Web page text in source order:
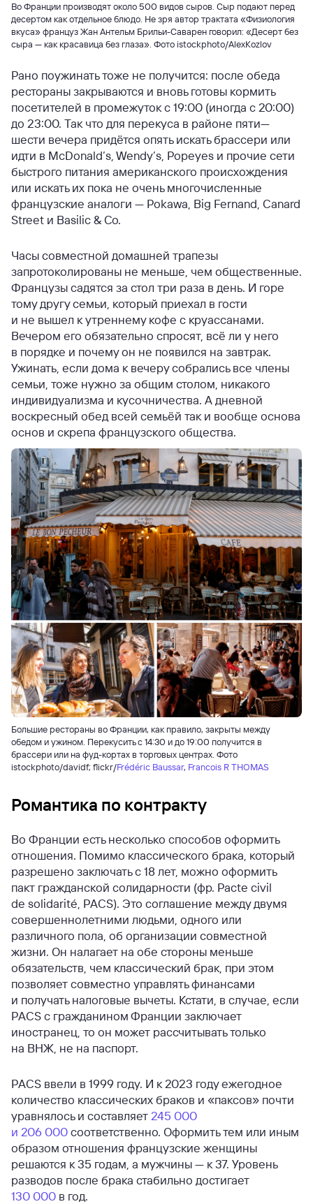
Во Франции производят около 500 видов сыров. Сыр подают перед
десертом как отдельное блюдо. Не зря автор трактата «Физиология
вкуса» француз Жан Антельм Брильи-Саварен говорил: «Десерт без
сыра — как красавица без глаза». Фото istockphoto/AlexKozlov
Рано поужинать тоже не получится: после обеда
рестораны закрываются и вновь готовы кормить
посетителей в промежуток с 19:00 (иногда с 20:00)
до 23:00. Так что для перекуса в районе пяти—
шести вечера придётся опять искать брассери или
идти в McDonald’s, Wendy’s, Popeyes и прочие сети
быстрого питания американского происхождения
или искать их пока не очень многочисленные
французские аналоги — Pokawa, Big Fernand, Canard
Street и Basilic & Co.
Часы совместной домашней трапезы
запротоколированы не меньше, чем общественные.
Французы садятся за стол три раза в день. И горе
тому другу семьи, который приехал в гости
и не вышел к утреннему кофе с круассанами.
Вечером его обязательно спросят, всё ли у него
в порядке и почему он не появился на завтрак.
Ужинать, если дома к вечеру собрались все члены
семьи, тоже нужно за общим столом, никакого
индивидуализма и кусочничества. А дневной
воскресный обед всей семьёй так и вообще основа
основ и скрепа французского общества.
Большие рестораны во Франции, как правило, закрыты между
обедом и ужином. Перекусить с 14:30 и до 19:00 получится в
брассери или на фуд-кортах в торговых центрах. Фото
istockphoto/davidf; flickr/Frédéric Baussar, Francois R THOMAS
Романтика по контракту
Во Франции есть несколько способов оформить
отношения. Помимо классического брака, который
разрешено заключать с 18 лет, можно оформить
пакт гражданской солидарности (фр. Pacte civil
de solidarité, PACS). Это соглашение между двумя
совершеннолетними людьми, одного или
различного пола, об организации совместной
жизни. Он налагает на обе стороны меньше
обязательств, чем классический брак, при этом
позволяет совместно управлять финансами
и получать налоговые вычеты. Кстати, в случае, если
PACS с гражданином Франции заключает
иностранец, то он может рассчитывать только
на ВНЖ, не на паспорт.
PACS ввели в 1999 году. И к 2023 году ежегодное
количество классических браков и «паксов» почти
уравнялось и составляет 245 000
и 206 000соответственно. Оформить тем или иным
образом отношения французские женщины
решаются к 35 годам, а мужчины — к 37. Уровень
разводов после брака стабильно достигает
130 000 в год.